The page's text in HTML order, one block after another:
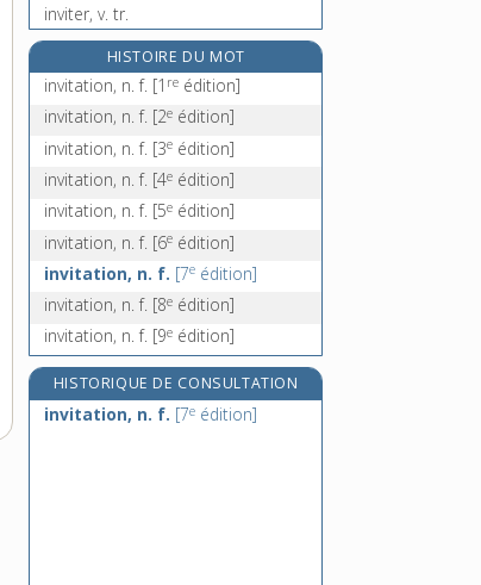
inviter, v. tr.
in vitro, loc. adv.
invivable, adj.
invocation, n. f.
HISTOIRE DU MOT
invitation, n. f. [1 re édition]
invitation, n. f. [2e édition]
invitation, n. f. [3e édition]
invitation, n. f. [4e édition]
invitation, n. f. [5e édition]
invitation, n. f. [6e édition]
invitation, n. f. [7e édition]
invitation, n. f. [8e édition]
invitation, n. f. [9e édition]
HISTORIQUE DE CONSULTATION
invitation, n. f. [7e édition]